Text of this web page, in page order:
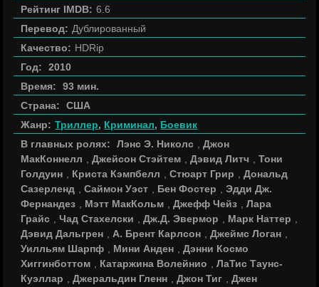
Рейтинг IMDB: 6.6
Перевод: Дублированный
Качество: HDRip
Год:
2010
Время:
93 мин.
Страна:
США
Жанр: Триллер, Криминал, Боевик
В главных ролях:
Лэнс Э. Николс ,Джон
МакКоннелл
,Джейсон Стэйтем ,Дэвид Литч ,Тони
Голдуин
Криста Кэмпбелл ,Стюарт Грир ,Дональд
Сазерленд
,Саймон Уэст Бен Фостер ,Эдди Дж.
Фернандез
Мэтт МакКольм ,Джефф Чейз ,Лара
Грайс
,Чад Стахелски ,Дж.Д. Эвермор Марк Наттер
Дэвид Дальгрен
А. Брент Карлсон ,Джеймс Логан
Уилльям Шарпф
Мини Анден ,Дэнни Космо
Хиггинботтом
Катаржина Волейнио ,ЛаТис Таунс-
Куэллар
,Джеральдин Гленн ,Джон Тиг ,Джен